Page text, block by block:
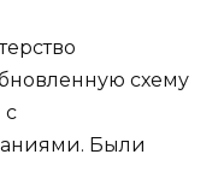
схему
с
Были